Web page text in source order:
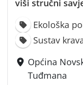
viši stručni
Ekološka
Sustav
Općina
Tuđmana